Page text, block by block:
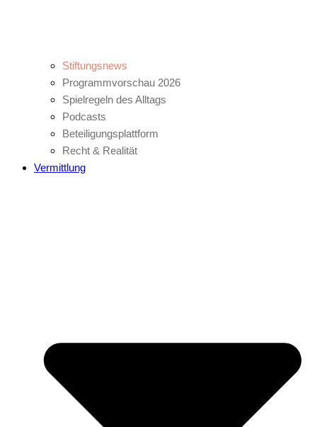
Stiftungsnews
Programmvorschau 2026
Spielregeln des Alltags
Podcasts
Beteiligungsplattform
Recht & Realität
Vermittlung